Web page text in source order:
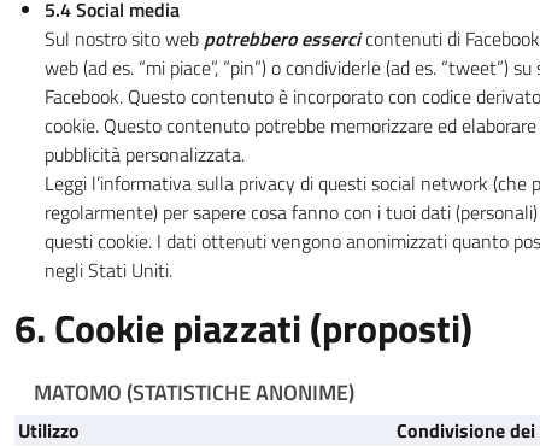
5.4 Social media
Sul nostro sito web potrebbero essercicontenuti di
web (ad es. “mi piace”, “pin”) o condividerle (ad es. “tweet”)
Facebook. Questo contenuto è incorporato con codice
cookie. Questo contenuto potrebbe memorizzare ed
pubblicità personalizzata.
Leggi l’informativa sulla privacy di questi social network (che
regolarmente) per sapere cosa fanno con i tuoi dati
questi cookie. I dati ottenuti vengono anonimizzati quanto
negli Stati Uniti.
6. Cookie piazzati (proposti)
MATOMO(STATISTICHE ANONIME)
Utilizzo
Condivisione